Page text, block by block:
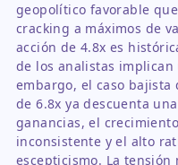
geopolítico favorable
cracking a máximos de
acción de 4.8x es
de los analistas
embargo, el caso bajista
de 6.8x ya descuenta
ganancias, el
inconsistente y el alto
escepticismo. La